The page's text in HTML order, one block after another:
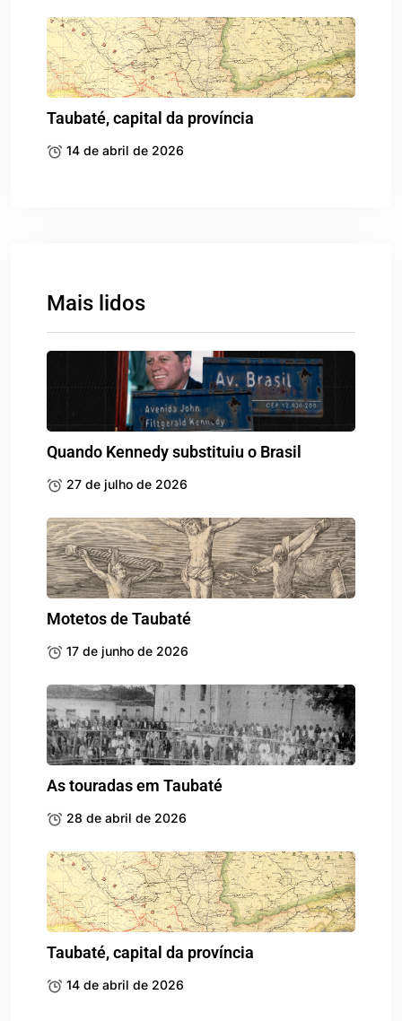
Taubaté, capital da província
14 de abril de 2026
Mais lidos
Quando Kennedy substituiu o Brasil
27 de julho de 2026
Motetos de Taubaté
17 de junho de 2026
As touradas em Taubaté
28 de abril de 2026
Taubaté, capital da província
14 de abril de 2026